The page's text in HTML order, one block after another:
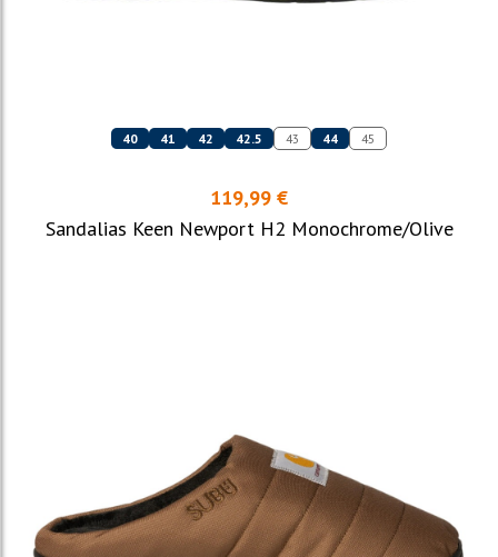
40 41 42 42.5 43 44 45
119,99 €
Sandalias Keen Newport H2 Monochrome/Olive